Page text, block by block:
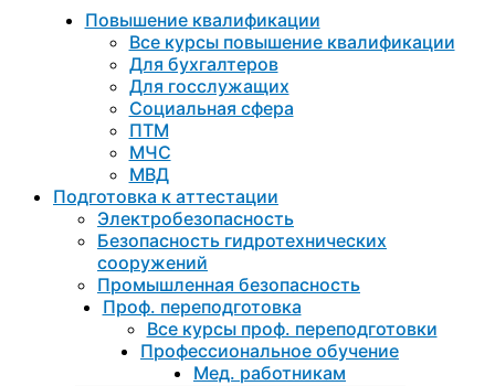
Повышение квалификации
Все курсы повышение квалификации
Для бухгалтеров
Для госслужащих
Социальная сфера
ПТМ
МЧС
МВД
Подготовка к aттестации
Электробезопасность
Безопасность гидротехнических
сооружений
Промышленная безопасность
Проф. переподготовка
Все курсы проф. переподготовки
Профессиональное обучение
Мед. работникам